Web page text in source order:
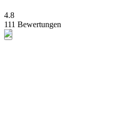
4.8
111 Bewertungen